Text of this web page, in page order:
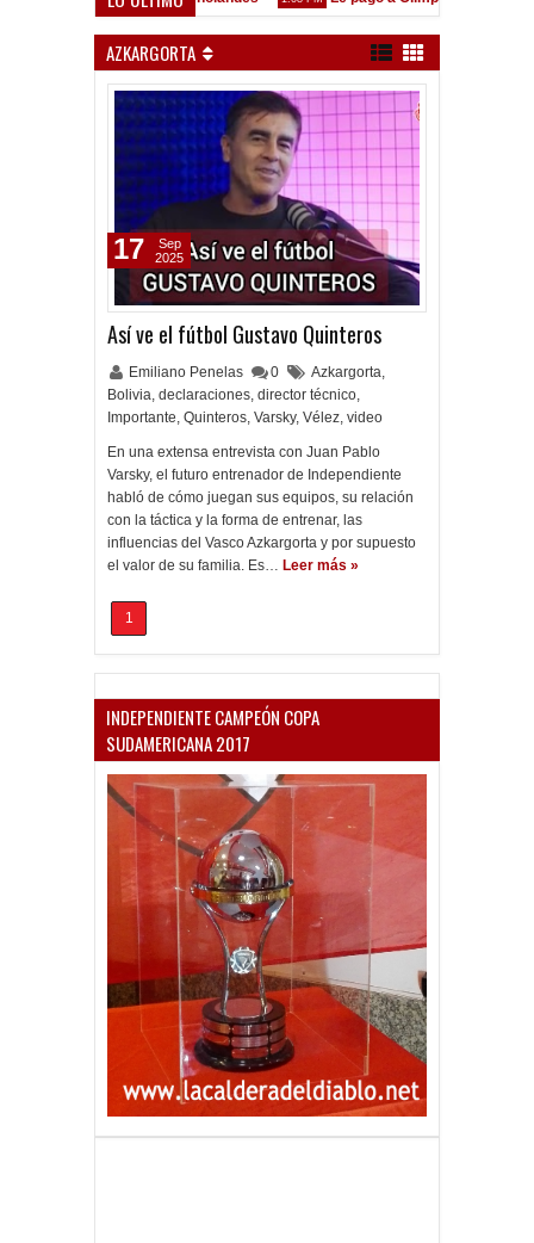
AZKARGORTA
Así ve el fútbol Gustavo Quinteros
Emiliano Penelas 0 Azkargorta,
Bolivia, declaraciones, director técnico,
Importante, Quinteros, Varsky, Vélez, video
En una extensa entrevista con Juan Pablo
Varsky, el futuro entrenador de Independiente
habló de cómo juegan sus equipos, su relación
con la táctica y la forma de entrenar, las
influencias del Vasco Azkargorta y por supuesto
el valor de su familia. Es… Leer más »
17
Sep
2025
1
INDEPENDIENTE CAMPEÓN COPA
SUDAMERICANA 2017